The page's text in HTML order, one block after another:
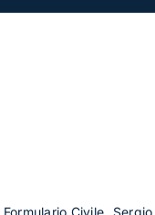
Civile